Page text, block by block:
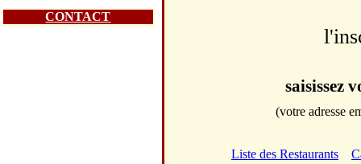
CONTACT
saisissez
(votre adresse
Liste des Restaurants